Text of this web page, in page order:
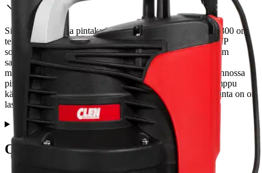
Sisäänrakennetulla pintakatkaisijalla varustettu Clen CWP 300 on
tehokas tyhjennyspumppu puhtaalle/harmaalle vedelle. CWP
soveltuu erityisen hyvin ahtaisiin kaivoihin - aina 23 x 23 cm
saakka. Tämä malli on paikallaan, kun halutaan pinta
mahdollisimman kuivaksi pelkällä pumpulla. Manuaali asennossa
pinnalle jää vain 2-3 mm vettä ja automaatti asennossa pumppu
käynnistyy, kun vettä on n. 15 cm ja sammuu kun veden pinta on on
laskenut n. 5 cm asti.
Ominaisuudet